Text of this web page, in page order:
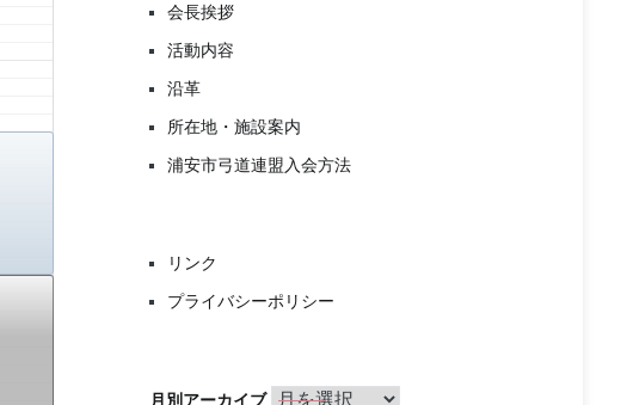
会長挨拶
活動内容
沿革
所在地・施設案内
浦安市弓道連盟入会方法
リンク
プライバシーポリシー
月